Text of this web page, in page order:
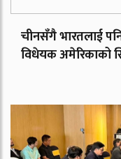
चीनसँगै भारतलाई
विधेयक अमेरिकाको